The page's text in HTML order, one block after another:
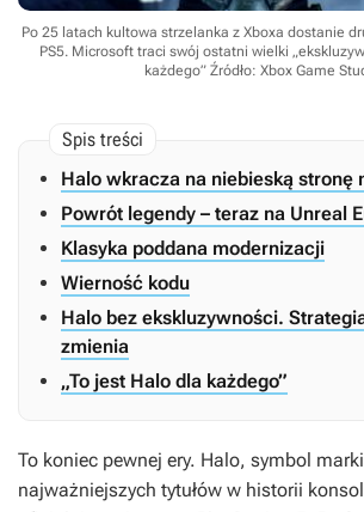
Po 25 latach kultowa strzelanka z Xboxa dostanie
PS5. Microsoft traci swój ostatni wielki
każdego” Źródło: Xbox Game
Halo wkracza na niebieską stronę
Powrót legendy – teraz na Unreal
Klasyka poddana modernizacji
Wierność kodu
Halo bez ekskluzywności.
zmienia
„To jest Halo dla każdego”
To koniec pewnej ery. Halo, symbol
najważniejszych tytułów w historii